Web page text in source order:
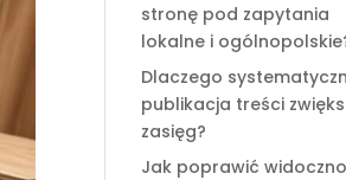
stronę pod zapytania
lokalne i
Dlaczego
publikacja treści
zasięg?
Jak poprawić